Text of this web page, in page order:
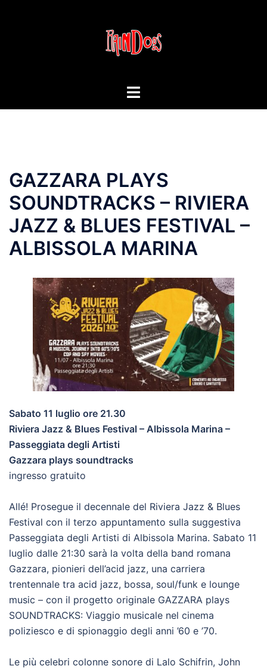
Mostra/Nascondi
GAZZARA PLAYS
SOUNDTRACKS – RIVIERA
JAZZ & BLUES FESTIVAL –
ALBISSOLA MARINA
Sabato 11 luglio ore 21.30
Riviera Jazz & Blues Festival – Albissola Marina –
Passeggiata degli Artisti
Gazzara plays soundtracks
ingresso gratuito
Allé! Prosegue il decennale del Riviera Jazz & Blues
Festival con il terzo appuntamento sulla suggestiva
Passeggiata degli Artisti di Albissola Marina. Sabato 11
luglio dalle 21:30 sarà la volta della band romana
Gazzara, pionieri dell’acid jazz, una carriera
trentennale tra acid jazz, bossa, soul/funk e lounge
music – con il progetto originale GAZZARA plays
SOUNDTRACKS: Viaggio musicale nel cinema
poliziesco e di spionaggio degli anni ’60 e ’70.
Le più celebri colonne sonore di Lalo Schifrin, John